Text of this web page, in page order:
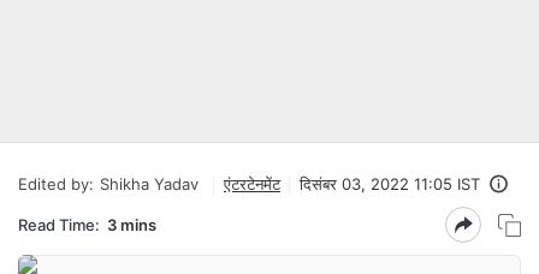
Edited by: Shikha Yadav एंटरटेनमेंट दिसंबर 03, 2022 11:05 IST
Read Time: 3 mins